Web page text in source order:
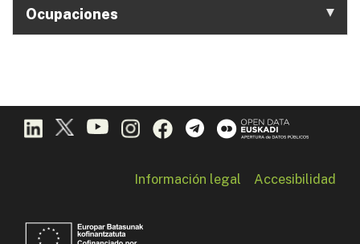
Ocupaciones
Información legal Accesibilidad